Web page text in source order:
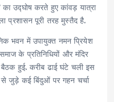
का उद्घोष करते हुए कांवड़ यात्रा
प्रशासन पूरी तरह मुस्तैद है.
भवन में उपायुक्त नमन प्रियेश
के प्रतिनिधियों और मंदिर
हुई. करीब ढाई घंटे चली इस
जुड़े कई बिंदुओं पर गहन चर्चा